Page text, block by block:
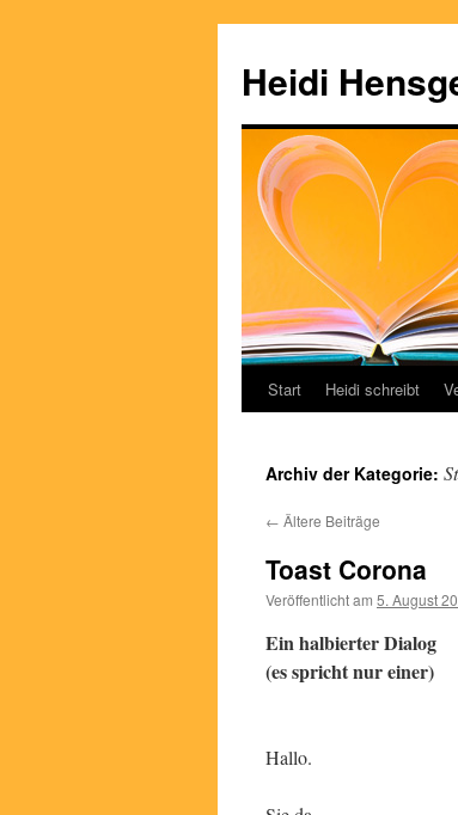
springen
Heidi
Start Heidi schreibt
Archiv der Kategorie:
← Ältere Beiträge
Toast Corona
Veröffentlicht am 5. August
Ein halbierter Dialog
(es spricht nur einer)
Hallo.